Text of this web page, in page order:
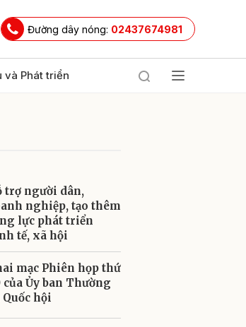
Đường dây nóng: 02437674981
và Phát triển
trợ người dân,
nghiệp, tạo thêm
lực phát triển
tế, xã hội
mạc Phiên họp thứ
của Ủy ban Thường
Quốc hội